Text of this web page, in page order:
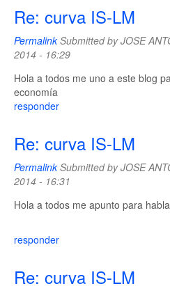
Re: curva IS-LM
PermalinkSubmitted byJOSE
2014 - 16:29
Hola a todos me uno a este blog
economía
responder
Re: curva IS-LM
PermalinkSubmitted byJOSE
2014 - 16:31
Hola a todos me apunto para
responder
Re: curva IS-LM